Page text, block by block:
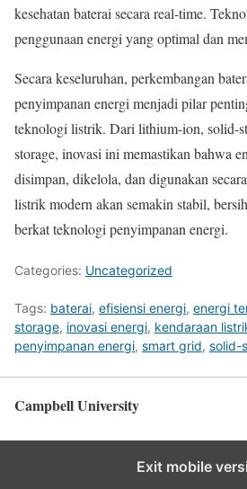
kesehatan baterai secara real-time.
penggunaan energi yang optimal dan
Secara keseluruhan, perkembangan
penyimpanan energi menjadi pilar
teknologi listrik. Dari lithium-ion, solid-
storage, inovasi ini memastikan bahwa
disimpan, dikelola, dan digunakan
listrik modern akan semakin stabil,
berkat teknologi penyimpanan energi.
Categories: Uncategorized
Tags: baterai, efisiensi energi, energi
storage, inovasi energi, kendaraan
penyimpanan energi, smart grid, solid-
Campbell University
Exit mobile